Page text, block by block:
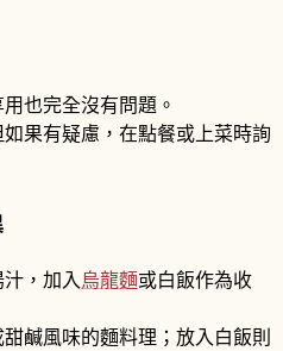
也完全沒有問題。
果有疑慮，在點餐或上菜時詢
，加入烏龍麵或白飯作為收
鹹風味的麵料理；放入白飯則